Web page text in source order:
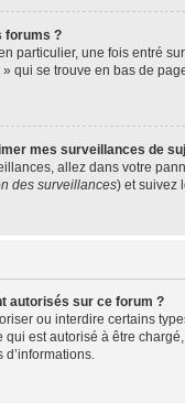
forums ?
particulier, une fois entré
qui se trouve en bas de
mes surveillances de
allez dans votre
des surveillances) et suivez
autorisés sur ce forum ?
ou interdire certains
qui est autorisé à être
d’informations.